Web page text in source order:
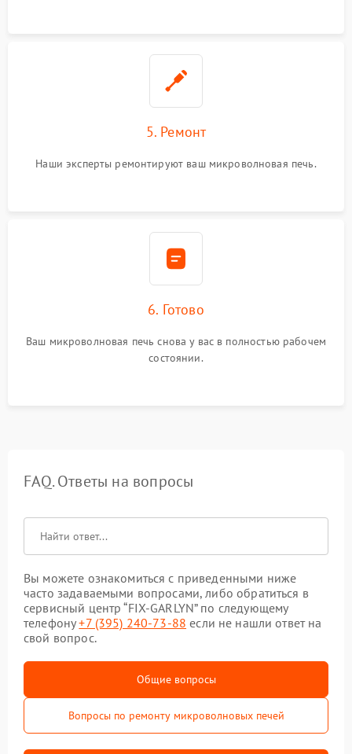
5. Ремонт
Наши эксперты ремонтируют ваш микроволновая печь.
6. Готово
Ваш микроволновая печь снова у вас в полностью рабочем
состоянии.
FAQ. Ответы на вопросы
Вы можете ознакомиться с приведенными ниже
часто задаваемыми вопросами, либо обратиться в
сервисный центр “FIX-GARLYN” по следующему
телефону+7 (395) 240-73-88 если не нашли ответ на
свой вопрос.
Общие вопросы
Вопросы по ремонту микроволновых печей